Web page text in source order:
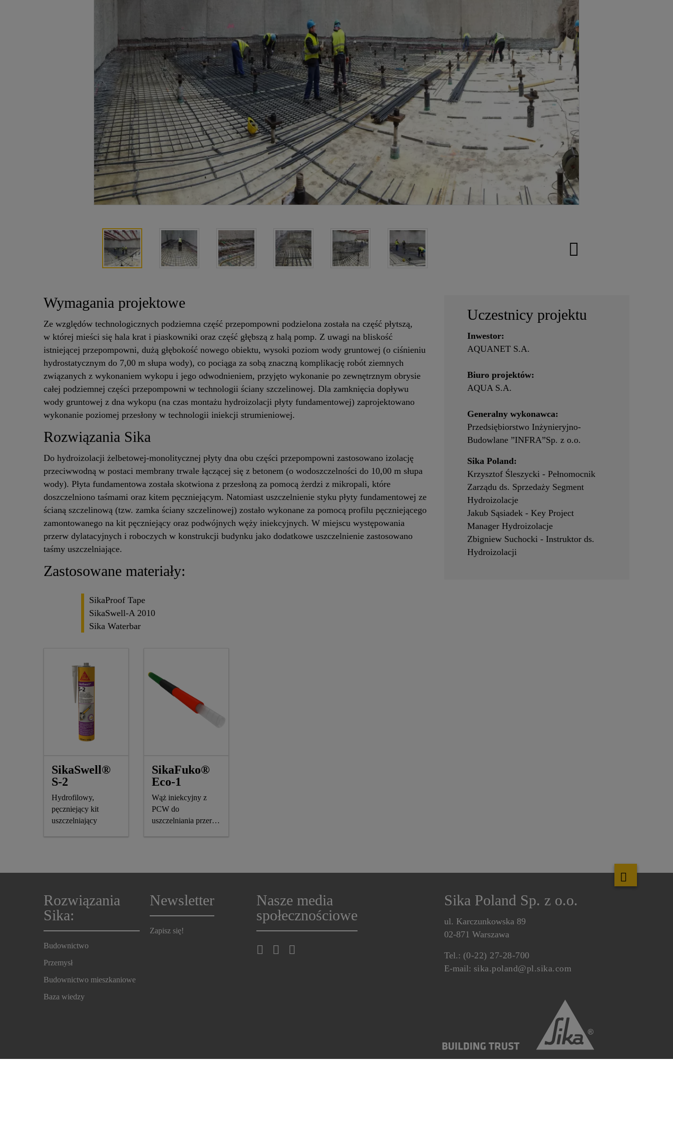
Wymagania projektowe
Ze względów technologicznych podziemna część przepompowni podzielona została na część płytszą,
w której mieści się hala krat i piaskowniki oraz część głębszą z halą pomp. Z uwagi na bliskość
istniejącej przepompowni, dużą głębokość nowego obiektu, wysoki poziom wody gruntowej (o ciśnieniu
hydrostatycznym do 7,00 m słupa wody), co pociąga za sobą znaczną komplikację robót ziemnych
związanych z wykonaniem wykopu i jego odwodnieniem, przyjęto wykonanie po zewnętrznym obrysie
całej podziemnej części przepompowni w technologii ściany szczelinowej. Dla zamknięcia dopływu
wody gruntowej z dna wykopu (na czas montażu hydroizolacji płyty fundamentowej) zaprojektowano
wykonanie poziomej przesłony w technologii iniekcji strumieniowej.
Rozwiązania Sika
Do hydroizolacji żelbetowej-monolitycznej płyty dna obu części przepompowni zastosowano izolację
przeciwwodną w postaci membrany trwale łączącej się z betonem (o wodoszczelności do 10,00 m słupa
wody). Płyta fundamentowa została skotwiona z przesłoną za pomocą żerdzi z mikropali, które
doszczelniono taśmami oraz kitem pęczniejącym. Natomiast uszczelnienie styku płyty fundamentowej ze
ścianą szczelinową (tzw. zamka ściany szczelinowej) zostało wykonane za pomocą profilu pęczniejącego
zamontowanego na kit pęczniejący oraz podwójnych węży iniekcyjnych. W miejscu występowania
przerw dylatacyjnych i roboczych w konstrukcji budynku jako dodatkowe uszczelnienie zastosowano
taśmy uszczelniające.
Zastosowane materiały:
SikaProof Tape
SikaSwell-A 2010
Sika Waterbar
SikaSwell®
S-2
Hydrofilowy,
pęczniejący kit
uszczelniający
SikaFuko®
Eco-1
Wąż iniekcyjny z
PCW do
uszczelniania przerw
Uczestnicy projektu
Inwestor:
AQUANET S.A.
Biuro projektów:
AQUA S.A.
Generalny wykonawca:
Przedsiębiorstwo Inżynieryjno-
Budowlane ”INFRA”Sp. z o.o.
Sika Poland:
Krzysztof Śleszycki - Pełnomocnik
Zarządu ds. Sprzedaży Segment
Hydroizolacje
Jakub Sąsiadek - Key Project
Manager Hydroizolacje
Zbigniew Suchocki - Instruktor ds.
Hydroizolacji
Rozwiązania
Sika:
Budownictwo
Przemysł
Budownictwo mieszkaniowe
Baza wiedzy
Newsletter
Zapisz się!
Nasze media
społecznościowe
Sika Poland Sp. z o.o.
ul. Karczunkowska 89
02-871 Warszawa
Tel.: (0-22) 27-28-700
E-mail: sika.poland@pl.sika.com